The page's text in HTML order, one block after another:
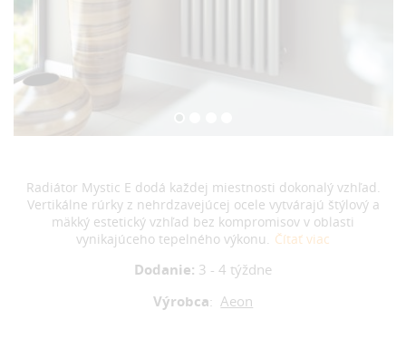
Radiátor Mystic E dodá každej miestnosti dokonalý vzhľad.
Vertikálne rúrky z nehrdzavejúcej ocele vytvárajú štýlový a
mäkký estetický vzhľad bez kompromisov v oblasti
vynikajúceho tepelného výkonu. Čítať viac
Dodanie: 3 - 4 týždne
Výrobca: Aeon